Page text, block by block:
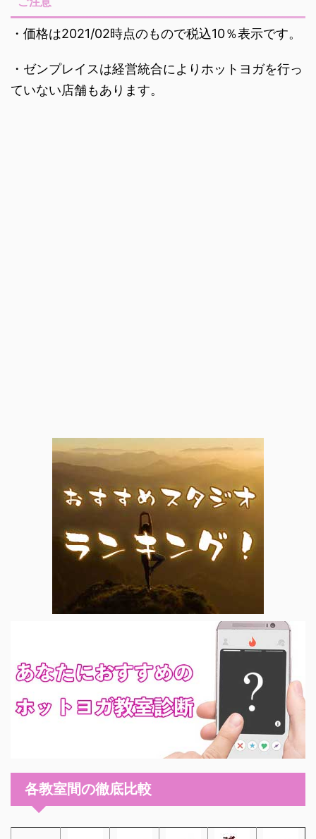
・価格は2021/02時点のもので税込10％表示です。
・ゼンプレイスは経営統合によりホットヨガを行っ
ていない店舗もあります。
各教室間の徹底比較